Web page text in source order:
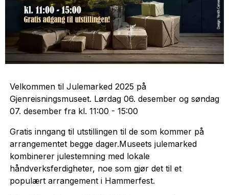
Velkommen til Julemarked 2025 på
Gjenreisningsmuseet. Lørdag 06. desember og søndag
07. desember fra kl. 11:00 - 15:00
Gratis inngang til utstillingen til de som kommer på
arrangementet begge dager.Museets julemarked
kombinerer julestemning med lokale
håndverksferdigheter, noe som gjør det til et
populært arrangement i Hammerfest.